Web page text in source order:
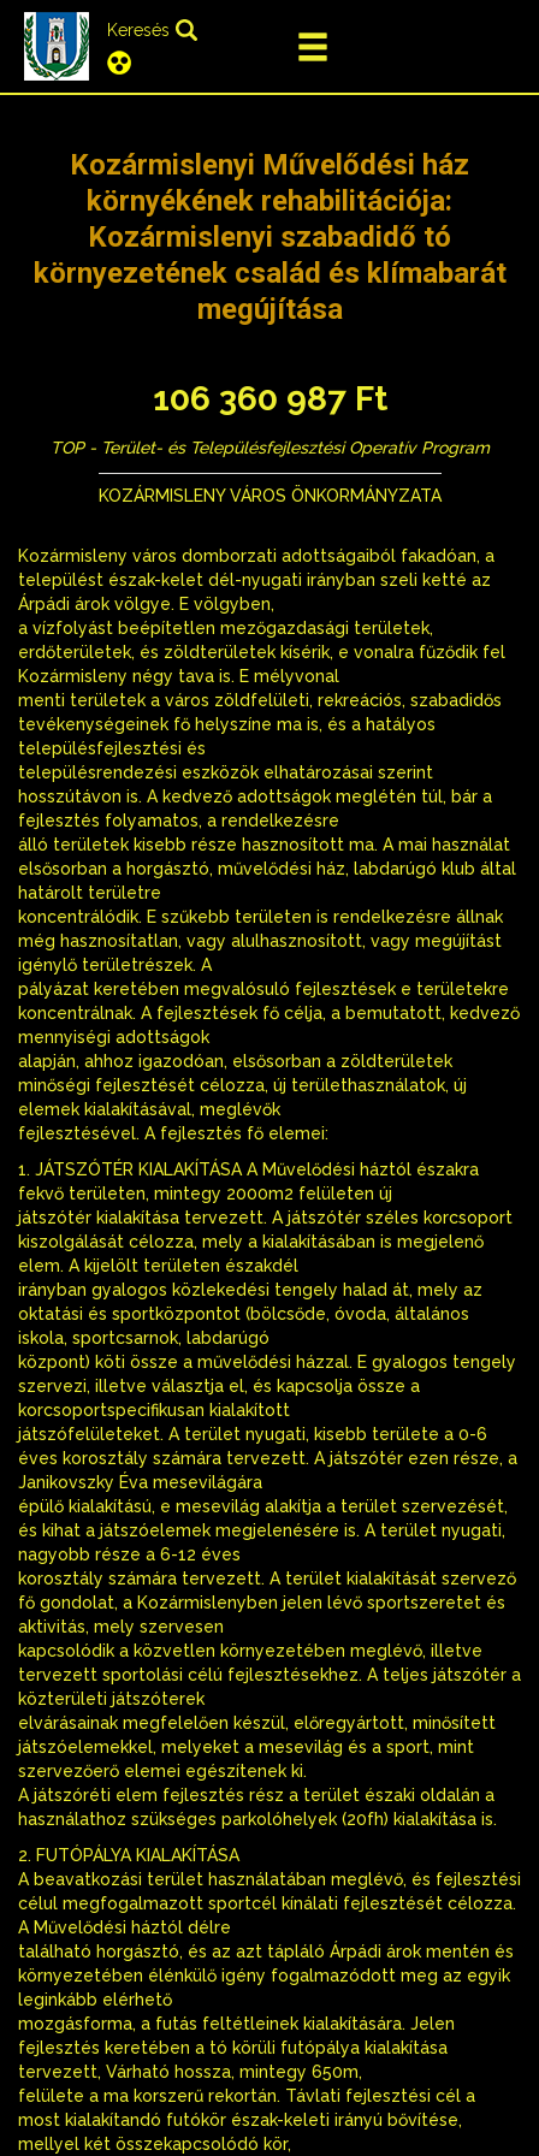
Keresés
Kozármislenyi Művelődési ház
környékének rehabilitációja:
Kozármislenyi szabadidő tó
környezetének család és klímabarát
megújítása
106 360 987 Ft
TOP - Terület- és Településfejlesztési Operatív Program
KOZÁRMISLENY VÁROS ÖNKORMÁNYZATA
Kozármisleny város domborzati adottságaiból fakadóan, a
települést észak-kelet dél-nyugati irányban szeli ketté az
Árpádi árok völgye. E völgyben,
a vízfolyást beépítetlen mezőgazdasági területek,
erdőterületek, és zöldterületek kísérik, e vonalra fűződik fel
Kozármisleny négy tava is. E mélyvonal
menti területek a város zöldfelületi, rekreációs, szabadidős
tevékenységeinek fő helyszíne ma is, és a hatályos
településfejlesztési és
településrendezési eszközök elhatározásai szerint
hosszútávon is. A kedvező adottságok meglétén túl, bár a
fejlesztés folyamatos, a rendelkezésre
álló területek kisebb része hasznosított ma. A mai használat
elsősorban a horgásztó, művelődési ház, labdarúgó klub által
határolt területre
koncentrálódik. E szűkebb területen is rendelkezésre állnak
még hasznosítatlan, vagy alulhasznosított, vagy megújítást
igénylő területrészek. A
pályázat keretében megvalósuló fejlesztések e területekre
koncentrálnak. A fejlesztések fő célja, a bemutatott, kedvező
mennyiségi adottságok
alapján, ahhoz igazodóan, elsősorban a zöldterületek
minőségi fejlesztését célozza, új területhasználatok, új
elemek kialakításával, meglévők
fejlesztésével. A fejlesztés fő elemei:
1. JÁTSZÓTÉR KIALAKÍTÁSA A Művelődési háztól északra
fekvő területen, mintegy 2000m2 felületen új
játszótér kialakítása tervezett. A játszótér széles korcsoport
kiszolgálását célozza, mely a kialakításában is megjelenő
elem. A kijelölt területen északdél
irányban gyalogos közlekedési tengely halad át, mely az
oktatási és sportközpontot (bölcsőde, óvoda, általános
iskola, sportcsarnok, labdarúgó
központ) köti össze a művelődési házzal. E gyalogos tengely
szervezi, illetve választja el, és kapcsolja össze a
korcsoportspecifikusan kialakított
játszófelületeket. A terület nyugati, kisebb területe a 0-6
éves korosztály számára tervezett. A játszótér ezen része, a
Janikovszky Éva mesevilágára
épülő kialakítású, e mesevilág alakítja a terület szervezését,
és kihat a játszóelemek megjelenésére is. A terület nyugati,
nagyobb része a 6-12 éves
korosztály számára tervezett. A terület kialakítását szervező
fő gondolat, a Kozármislenyben jelen lévő sportszeretet és
aktivitás, mely szervesen
kapcsolódik a közvetlen környezetében meglévő, illetve
tervezett sportolási célú fejlesztésekhez. A teljes játszótér a
közterületi játszóterek
elvárásainak megfelelően készül, előregyártott, minősített
játszóelemekkel, melyeket a mesevilág és a sport, mint
szervezőerő elemei egészítenek ki.
A játszóréti elem fejlesztés rész a terület északi oldalán a
használathoz szükséges parkolóhelyek (20fh) kialakítása is.
2. FUTÓPÁLYA KIALAKÍTÁSA
A beavatkozási terület használatában meglévő, és fejlesztési
célul megfogalmazott sportcél kínálati fejlesztését célozza.
A Művelődési háztól délre
található horgásztó, és az azt tápláló Árpádi árok mentén és
környezetében élénkülő igény fogalmazódott meg az egyik
leginkább elérhető
mozgásforma, a futás feltétleinek kialakítására. Jelen
fejlesztés keretében a tó körüli futópálya kialakítása
tervezett, Várható hossza, mintegy 650m,
felülete a ma korszerű rekortán. Távlati fejlesztési cél a
most kialakítandó futókör észak-keleti irányú bővítése,
mellyel két összekapcsolódó kör,